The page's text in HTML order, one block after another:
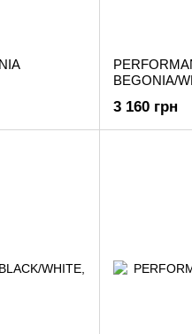
BEGONIA/
3 160 грн